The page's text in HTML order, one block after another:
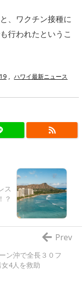
、ワクチン接種に
行われたというこ
, ハワイ最新ニュース
ス
？
ン沖で全長３０フ
4人を救助
Prev